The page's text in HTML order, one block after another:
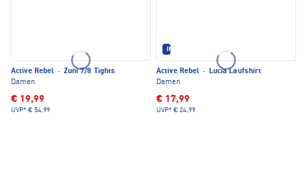
Active Rebel · Zuni 7/8 Tights
Damen
€ 19,99
UVP* € 54,99
IM SET ERHÄLTLICH
Active Rebel ·
Lucia Laufshirt
Damen
€ 17,99
UVP* € 24,99